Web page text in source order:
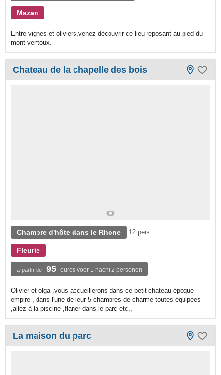
Mazan
Entre vignes et oliviers,venez découvrir ce lieu reposant au pied du
mont ventoux.
Chateau de la chapelle des bois
Chambre d'hôte dans le Rhone 12 pers.
Fleurie
à partir de 95 euros voor 1 nacht 2 personen
Olivier et olga ,vous accueillerons dans ce petit chateau époque
empire , dans l'une de leur 5 chambres de charme toutes équipées
,allez à la piscine ,flaner dans le parc etc,,
La maison du parc